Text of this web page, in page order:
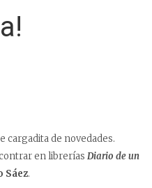
cargadita de novedades.
en librerías Diario de un
Sáez.